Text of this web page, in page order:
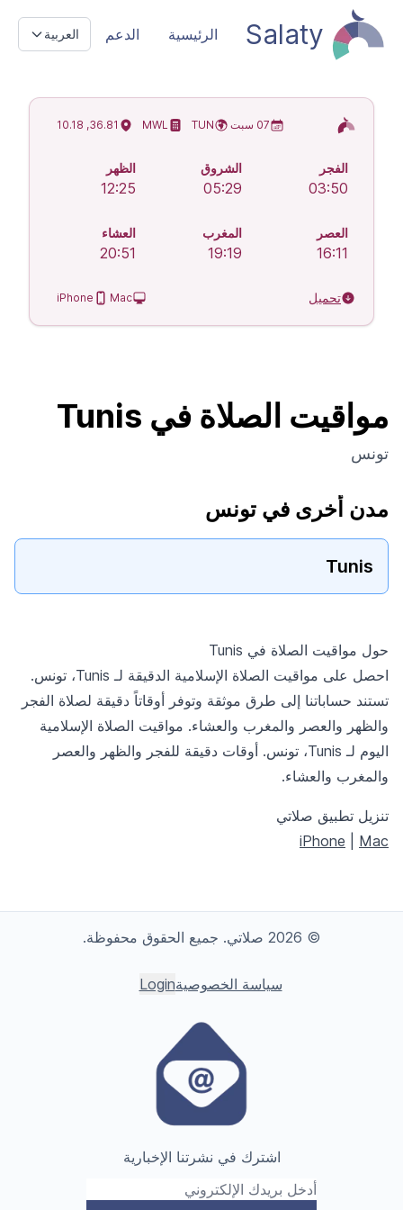
Salaty الرئيسية الدعم العربية
مواقيت الصلاة الإسلامية
07 سبت TUN
MWL
36.81, 10.18
الفجر
03:50
الشروق
05:29
الظهر
12:25
العصر
16:11
المغرب
19:19
العشاء
20:51
تحميل Mac
iPhone
مواقيت الصلاة في Tunis
تونس
مدن أخرى في تونس
Tunis
حول مواقيت الصلاة في Tunis
احصل على مواقيت الصلاة الإسلامية الدقيقة لـ Tunis، تونس.
تستند حساباتنا إلى طرق موثقة وتوفر أوقاتاً دقيقة لصلاة الفجر
والظهر والعصر والمغرب والعشاء. مواقيت الصلاة الإسلامية
اليوم لـ Tunis، تونس. أوقات دقيقة للفجر والظهر والعصر
والمغرب والعشاء.
تنزيل تطبيق صلاتي
iPhone
Mac
© 2026 صلاتي. جميع الحقوق محفوظة.
سياسة الخصوصيةLogin
اشترك في نشرتنا الإخبارية